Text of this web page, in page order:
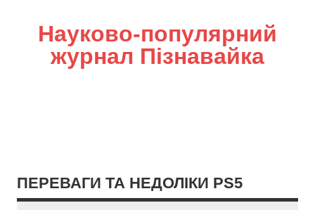
Науково-популярний
журнал Пізнавайка
ПЕРЕВАГИ ТА НЕДОЛІКИ PS5